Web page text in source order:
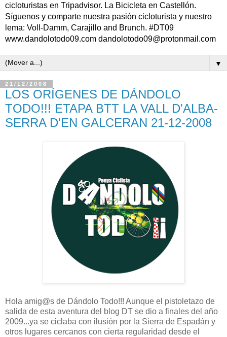
cicloturistas en Tripadvisor. La Bicicleta en Castellón.
Síguenos y comparte nuestra pasión cicloturista y nuestro
lema: Voll-Damm, Carajillo and Brunch. #DT09
www.dandolotodo09.com dandolotodo09@protonmail.com
▼
21/12/2008
LOS ORÍGENES DE DÁNDOLO
TODO!!! ETAPA BTT LA VALL D'ALBA-
SERRA D'EN GALCERAN 21-12-2008
Hola amig@s de Dándolo Todo!!! Aunque el pistoletazo de
salida de esta aventura del blog DT se dio a finales del año
2009...ya se ciclaba con ilusión por la Sierra de Espadán y
otros lugares cercanos con cierta regularidad desde el